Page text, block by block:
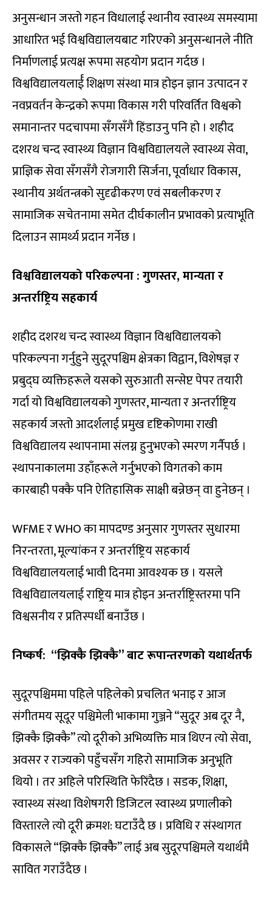
अनुसन्धान जस्तो गहन विधालाई स्थानीय स्वास्थ्य समस्यामा
आधारित भई विश्वविद्यालयबाट गरिएको अनुसन्धानले नीति
निर्माणलाई प्रत्यक्ष रूपमा सहयोग प्रदान गर्दछ ।
विश्वविद्यालयलार्ई शिक्षण संस्था मात्र होइन ज्ञान उत्पादन र
नवप्रवर्तन केन्द्रको रूपमा विकास गरी परिवर्तित विश्वको
समानान्तर पदचापमा सँगसँगै हिंडाउनु पनि हो । शहीद
दशरथ चन्द स्वास्थ्य विज्ञान विश्वविद्यालयले स्वास्थ्य सेवा,
प्राज्ञिक सेवा सँगसँगै रोजगारी सिर्जना, पूर्वाधार विकास,
स्थानीय अर्थतन्त्रको सुदृढीकरण एवं सबलीकरण र
सामाजिक सचेतनामा समेत दीर्घकालीन प्रभावको प्रत्याभूति
दिलाउन सामर्थ्य प्रदान गर्नेछ ।
विश्वविद्यालयको परिकल्पना : गुणस्तर, मान्यता र
अन्तर्राष्ट्रिय सहकार्य
शहीद दशरथ चन्द स्वास्थ्य विज्ञान विश्वविद्यालयको
परिकल्पना गर्नुहुने सुदूरपश्चिम क्षेत्रका विद्वान, विशेषज्ञ र
प्रबुद्घ व्यक्तिहरूले यसको सुरुआती सन्सेप्ट पेपर तयारी
गर्दा यो विश्वविद्यालयको गुणस्तर, मान्यता र अन्तर्राष्ट्रिय
सहकार्य जस्तो आदर्शलाई प्रमुख दृष्टिकोणमा राखी
विश्वविद्यालय स्थापनामा संलग्न हुनुभएको स्मरण गर्नैपर्छ ।
स्थापनाकालमा उहाँहरूले गर्नुभएको विगतको काम
कारबाही पक्कै पनि ऐतिहासिक साक्षी बन्नेछन् वा हुनेछन् ।
WFME र WHO का मापदण्ड अनुसार गुणस्तर सुधारमा
निरन्तरता, मूल्यांकन र अन्तर्राष्ट्रिय सहकार्य
विश्वविद्यालयलाई भावी दिनमा आवश्यक छ । यसले
विश्वविद्यालयलाई राष्ट्रिय मात्र होइन अन्तर्राष्ट्रिस्तरमा पनि
विश्वसनीय र प्रतिस्पर्धी बनाउँछ ।
निष्कर्ष: “झिक्कै झिक्कै” बाट रूपान्तरणको यथार्थतर्फ
सुदूरपश्चिममा पहिले पहिलेको प्रचलित भनाइ र आज
संगीतमय सूदूर पश्चिमेली भाकामा गुञ्जने “सुदूर अब दूर नै,
झिक्कै झिक्कै” त्यो दूरीको अभिव्यक्ति मात्र थिएन त्यो सेवा,
अवसर र राज्यको पहुँचसँग गहिरो सामाजिक अनुभूति
थियो । तर अहिले परिस्थिति फेरिंदैछ । सडक, शिक्षा,
स्वास्थ्य संस्था विशेषगरी डिजिटल स्वास्थ्य प्रणालीको
विस्तारले त्यो दूरी क्रमश: घटाउँदै छ । प्रविधि र संस्थागत
विकासले “झिक्कै झिक्कैै” लाई अब सुदूरपश्चिमले यथार्थमै
सावित गराउँदैछ ।